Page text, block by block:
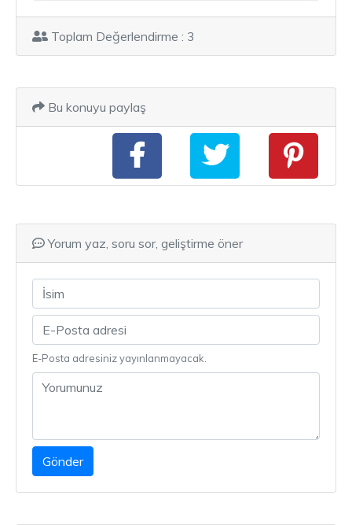
Toplam Değerlendirme : 3
Bu konuyu paylaş
Yorum yaz, soru sor, geliştirme öner
E-Posta adresiniz yayınlanmayacak.
Gönder